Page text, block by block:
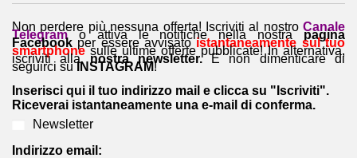
Non perdere più nessuna offerta! Iscriviti al nostro Canale
Telegramo attiva le notifiche nella nostrapagina
Facebook per essere avvisatoistantaneamente sul tuo
smartphone sulle ultime offerte pubblicate! In alternativa,
iscriviti allanostra newsletter.E non dimenticare di
seguirci suINSTAGRAM!
Inserisci qui il tuo indirizzo mail e clicca su "Iscriviti".
Riceverai istantaneamente una e-mail di conferma.
Newsletter
Indirizzo email: